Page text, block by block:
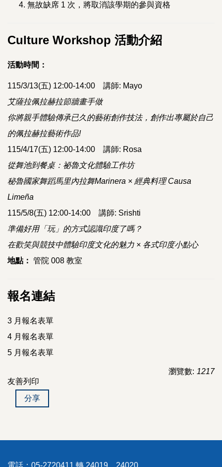
無故缺席 1 次，將取消該學期的參與資格
Culture Workshop 活動介紹
活動時間：
115/3/13(五) 12:00-14:00 講師: Mayo
艾薩拉佩拉赫拉節牆畫手做
你將親手體驗傳承已久的藝術創作技法，創作出專屬於自己
的佩拉赫拉藝術作品!
115/4/17(五) 12:00-14:00 講師: Rosa
從舞池到餐桌：祕魯文化體驗工作坊
秘魯國家舞蹈馬里內拉舞Marinera × 經典料理 Causa
Limeña
115/5/8(五) 12:00-14:00 講師: Srishti
準備好用「玩」的方式認識印度了嗎？
在歡笑與競技中體驗印度文化的魅力 × 各式印度小點心
地點： 管院 008 教室
報名連結
3 月報名表單
4 月報名表單
5 月報名表單
瀏覽數: 1217
友善列印
分享
電話：05-2720411 轉 24019、24020